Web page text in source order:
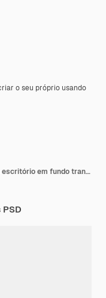
o seu próprio usando
Ilustração de dor nas costas em um escritório em fundo transparente